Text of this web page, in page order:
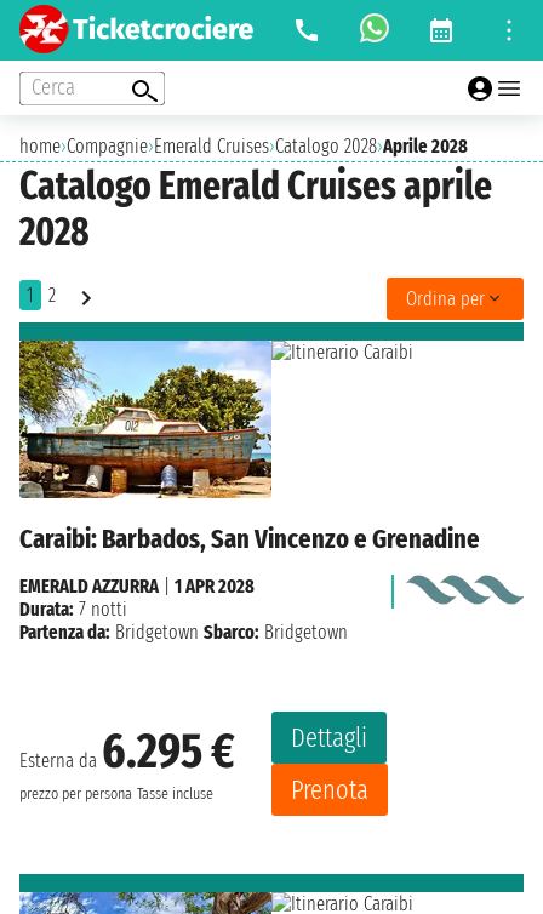
Cerca
home›Compagnie›Emerald Cruises›Catalogo 2028›Aprile 2028
Catalogo Emerald Cruises aprile
2028
1 2 Ordina per
Caraibi: Barbados, San Vincenzo e Grenadine
Esterna da 6.295 €
prezzo per persona Tasse incluse
Dettagli
Prenota
EMERALD AZZURRA
1 APR 2028
Durata: 7 notti
Partenza da: Bridgetown Sbarco: Bridgetown